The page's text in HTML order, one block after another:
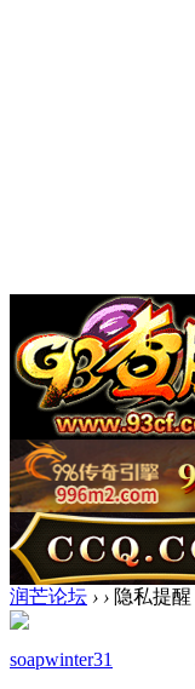
润芒论坛 › › 隐私提醒
soapwinter31